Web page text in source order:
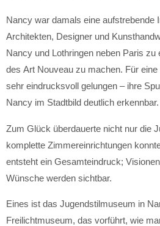
Nancy war damals eine aufstrebende
Architekten, Designer und
Nancy und Lothringen neben Paris zu
des Art Nouveau zu machen. Für
sehr eindrucksvoll gelungen – ihre
Nancy im Stadtbild deutlich erkennbar.
Zum Glück überdauerte nicht nur die
komplette Zimmereinrichtungen
entsteht ein Gesamteindruck;
Wünsche werden sichtbar.
Eines ist das Jugendstilmuseum in
Freilichtmuseum, das vorführt, wie